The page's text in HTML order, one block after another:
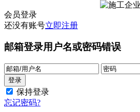
会员登录
还没有账号立即注册
邮箱登录用户名或密码错误
保持登录
忘记密码?